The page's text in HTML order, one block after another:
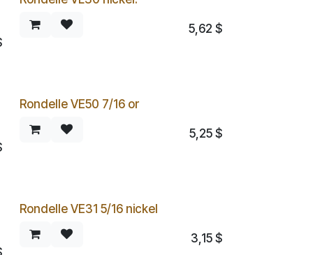
5,62 $
Rondelle VE50 7/16 or
5,25 $
Rondelle VE31 5/16 nickel
3,15 $